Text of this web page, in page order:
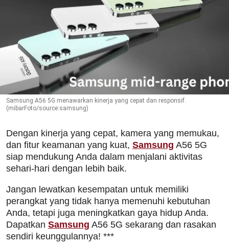
Samsung A56 5G menawarkan kinerja yang cepat dan responsif.
(mibarFoto/source:samsung)
Dengan kinerja yang cepat, kamera yang memukau,
dan fitur keamanan yang kuat, Samsung A56 5G
siap mendukung Anda dalam menjalani aktivitas
sehari-hari dengan lebih baik.
Jangan lewatkan kesempatan untuk memiliki
perangkat yang tidak hanya memenuhi kebutuhan
Anda, tetapi juga meningkatkan gaya hidup Anda.
Dapatkan Samsung A56 5G sekarang dan rasakan
sendiri keunggulannya! ***